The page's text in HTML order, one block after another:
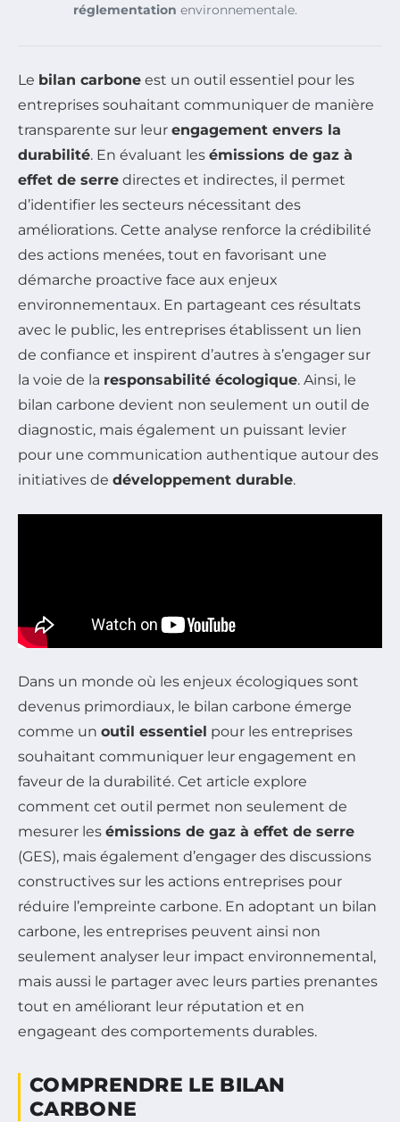
réglementation environnementale.
Le bilan carbone est un outil essentiel pour les
entreprises souhaitant communiquer de manière
transparente sur leur engagement envers la
durabilité. En évaluant les émissions de gaz à
effet de serre directes et indirectes, il permet
d’identifier les secteurs nécessitant des
améliorations. Cette analyse renforce la crédibilité
des actions menées, tout en favorisant une
démarche proactive face aux enjeux
environnementaux. En partageant ces résultats
avec le public, les entreprises établissent un lien
de confiance et inspirent d’autres à s’engager sur
la voie de la responsabilité écologique. Ainsi, le
bilan carbone devient non seulement un outil de
diagnostic, mais également un puissant levier
pour une communication authentique autour des
initiatives de développement durable.
Dans un monde où les enjeux écologiques sont
devenus primordiaux, le bilan carbone émerge
comme un outil essentiel pour les entreprises
souhaitant communiquer leur engagement en
faveur de la durabilité. Cet article explore
comment cet outil permet non seulement de
mesurer les émissions de gaz à effet de serre
(GES), mais également d’engager des discussions
constructives sur les actions entreprises pour
réduire l’empreinte carbone. En adoptant un bilan
carbone, les entreprises peuvent ainsi non
seulement analyser leur impact environnemental,
mais aussi le partager avec leurs parties prenantes
tout en améliorant leur réputation et en
engageant des comportements durables.
COMPRENDRE LE BILAN
CARBONE